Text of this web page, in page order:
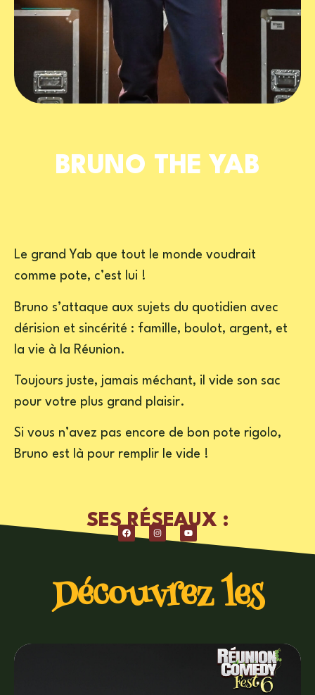
BRUNO THE YAB
Le grand Yab que tout le monde voudrait
comme pote, c’est lui !
Bruno s’attaque aux sujets du quotidien avec
dérision et sincérité : famille, boulot, argent, et
la vie à la Réunion.
Toujours juste, jamais méchant, il vide son sac
pour votre plus grand plaisir.
Si vous n’avez pas encore de bon pote rigolo,
Bruno est là pour remplir le vide !
SES RÉSEAUX :
Découvrez les